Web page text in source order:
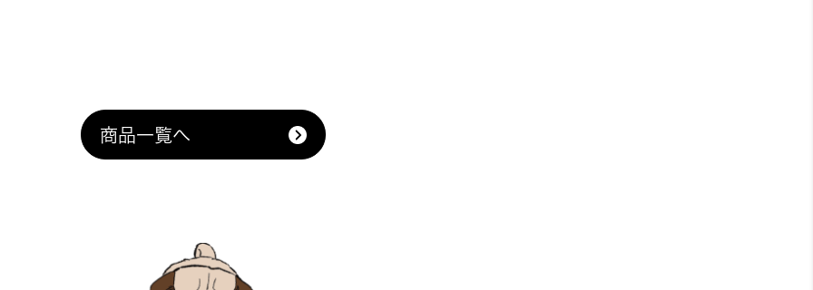
商品一覧へ